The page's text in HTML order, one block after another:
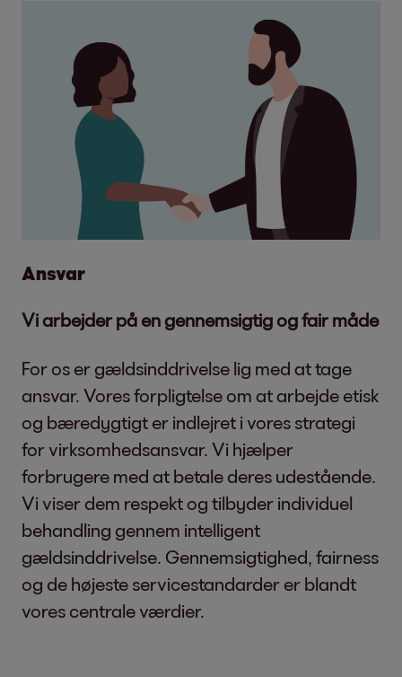
Ansvar
Vi arbejder på en gennemsigtig og fair måde
For os er gældsinddrivelse lig med at tage
ansvar. Vores forpligtelse om at arbejde etisk
og bæredygtigt er indlejret i vores strategi
for virksomhedsansvar. Vi hjælper
forbrugere med at betale deres udestående.
Vi viser dem respekt og tilbyder individuel
behandling gennem intelligent
gældsinddrivelse. Gennemsigtighed, fairness
og de højeste servicestandarder er blandt
vores centrale værdier.